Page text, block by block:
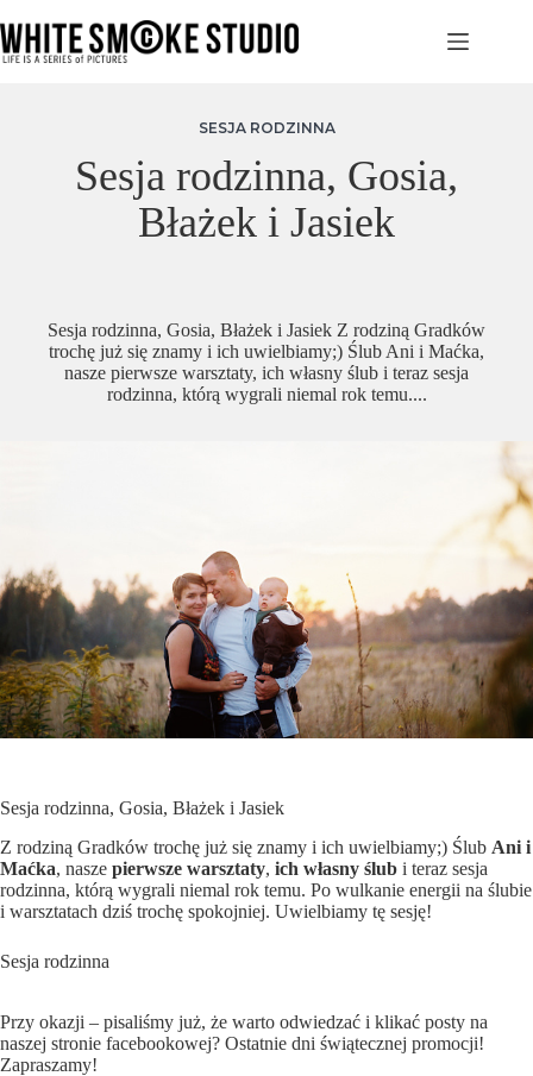
do
treści
SESJA RODZINNA
Sesja rodzinna, Gosia,
Błażek i Jasiek
Sesja rodzinna, Gosia, Błażek i Jasiek Z rodziną Gradków
trochę już się znamy i ich uwielbiamy;) Ślub Ani i Maćka,
nasze pierwsze warsztaty, ich własny ślub i teraz sesja
rodzinna, którą wygrali niemal rok temu....
Sesja rodzinna, Gosia, Błażek i Jasiek
Z rodziną Gradków trochę już się znamy i ich uwielbiamy;) Ślub Ani i
Maćka, nasze pierwsze warsztaty, ich własny ślub i teraz sesja
rodzinna, którą wygrali niemal rok temu. Po wulkanie energii na ślubie
i warsztatach dziś trochę spokojniej. Uwielbiamy tę sesję!
Sesja rodzinna
Przy okazji – pisaliśmy już, że warto odwiedzać i klikać posty na
naszej stronie facebookowej? Ostatnie dni świątecznej promocji!
Zapraszamy!